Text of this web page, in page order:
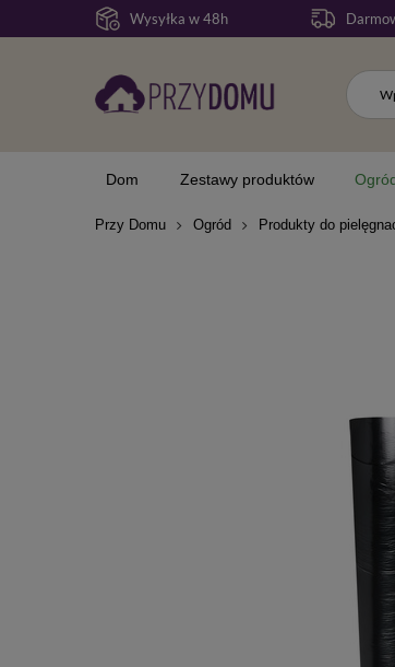
Wysyłka w 48h
Dom Zestawy produktów
Przy Domu Ogród Produkty do